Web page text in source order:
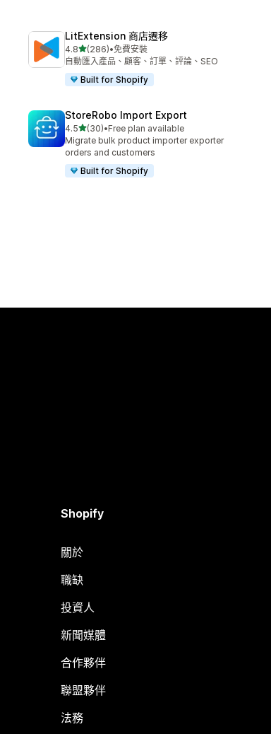
LitExtension 商店遷移
4.8滿分 5 顆星
(286)
共有 286 則評價
•免費安裝
自動匯入產品、顧客、訂單、評論、SEO
Built for Shopify
StoreRobo Import Export
4.5滿分 5 顆星
(30)
共有 30 則評價
•Free plan available
Migrate bulk product importer exporter
orders and customers
Built for Shopify
Shopify
關於
職缺
投資人
新聞媒體
合作夥伴
聯盟夥伴
法務